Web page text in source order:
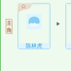
陈林虎